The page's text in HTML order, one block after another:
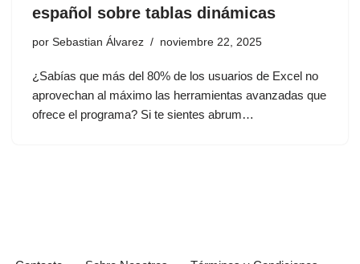
español sobre tablas dinámicas
por Sebastian Álvarez noviembre 22, 2025
¿Sabías que más del 80% de los usuarios de Excel no
aprovechan al máximo las herramientas avanzadas que
ofrece el programa? Si te sientes abrum…